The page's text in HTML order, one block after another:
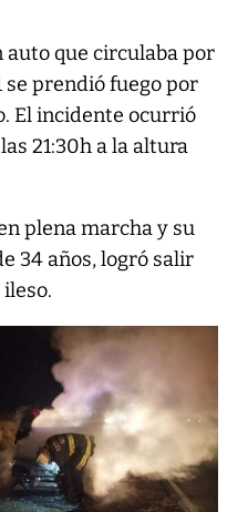
auto que circulaba por
se prendió fuego por
El incidente ocurrió
21:30h a la altura
plena marcha y su
34 años, logró salir